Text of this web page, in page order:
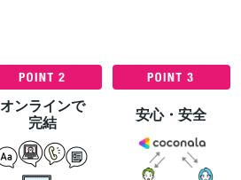
オンラインで
完結
安心・安全